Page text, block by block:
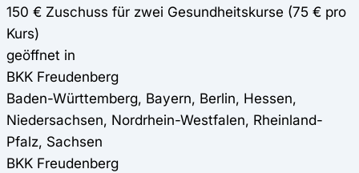
150 € Zuschuss für zwei Gesundheitskurse (75 € pro
Kurs)
geöffnet in
BKK Freudenberg
Baden-Württemberg, Bayern, Berlin, Hessen,
Niedersachsen, Nordrhein-Westfalen, Rheinland-
Pfalz, Sachsen
BKK Freudenberg